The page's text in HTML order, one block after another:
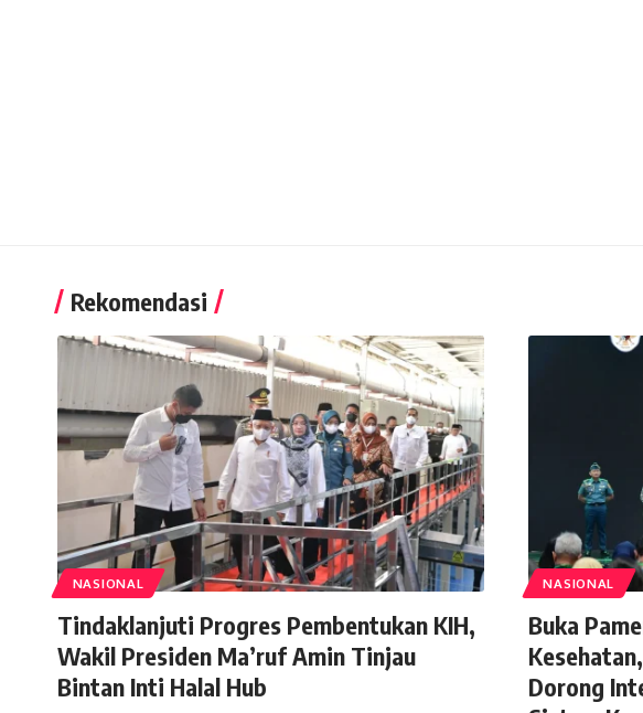
Rekomendasi
NASIONAL
Tindaklanjuti Progres Pembentukan KIH,
Wakil Presiden Ma’ruf Amin Tinjau
Bintan Inti Halal Hub
NASIONAL
Buka
Dorong